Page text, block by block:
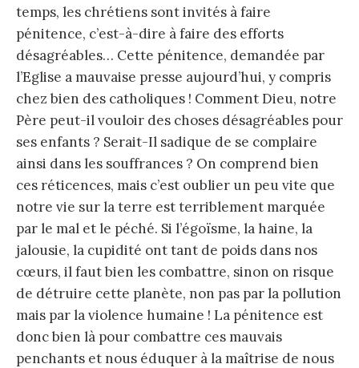
temps, les chrétiens sont invités à faire
pénitence, c’est-à-dire à faire des efforts
désagréables… Cette pénitence, demandée par
l’Eglise a mauvaise presse aujourd’hui, y compris
chez bien des catholiques ! Comment Dieu, notre
Père peut-il vouloir des choses désagréables pour
ses enfants ? Serait-Il sadique de se complaire
ainsi dans les souffrances ? On comprend bien
ces réticences, mais c’est oublier un peu vite que
notre vie sur la terre est terriblement marquée
par le mal et le péché. Si l’égoïsme, la haine, la
jalousie, la cupidité ont tant de poids dans nos
cœurs, il faut bien les combattre, sinon on risque
de détruire cette planète, non pas par la pollution
mais par la violence humaine ! La pénitence est
donc bien là pour combattre ces mauvais
penchants et nous éduquer à la maîtrise de nous